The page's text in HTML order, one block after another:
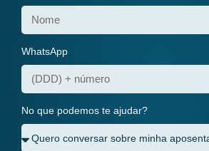
WhatsApp
No que podemos te ajudar?